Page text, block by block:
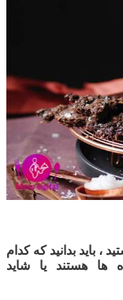
باید بدانید که کدام
ها هستند یا شاید